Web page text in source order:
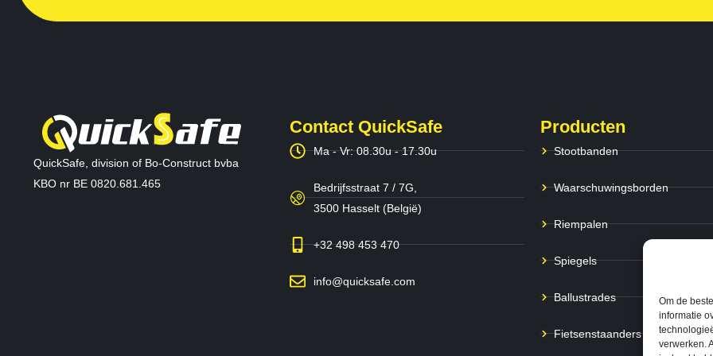
Om de
informatie
verwerken.
QuickSafe, division of Bo-Construct bvba
KBO nr BE 0820.681.465
Contact QuickSafe
Ma - Vr: 08.30u - 17.30u
Bedrijfsstraat 7 / 7G,
3500 Hasselt (België)
+32 498 453 470
info@quicksafe.com
Producten
Stootbanden
Waarschuwingsborden
Riempalen
Spiegels
Ballustrades
Fietsenstaanders